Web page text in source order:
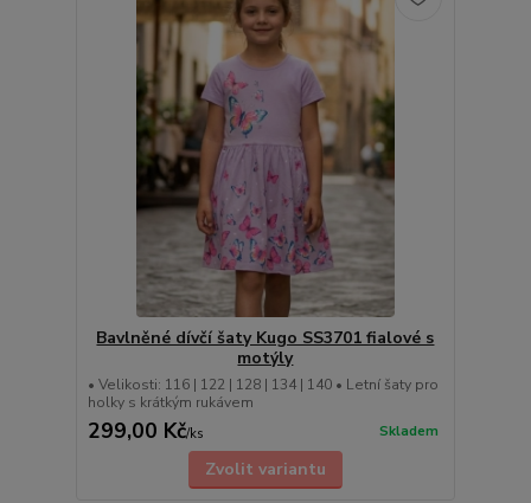
Bavlněné dívčí šaty Kugo SS3701 fialové s
motýly
• Velikosti: 116 | 122 | 128 | 134 | 140 • Letní šaty pro
holky s krátkým rukávem
299,00 Kč/ks Skladem
Zvolit variantu